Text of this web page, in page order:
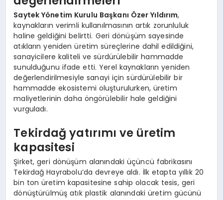
Saytek Yönetim Kurulu Başkanı Özer Yıldırım,
kaynakların verimli kullanılmasının artık zorunluluk
haline geldiğini belirtti. Geri dönüşüm sayesinde
atıkların yeniden üretim süreçlerine dahil edildiğini,
sanayicilere kaliteli ve sürdürülebilir hammadde
sunulduğunu ifade etti. Yerel kaynakların yeniden
değerlendirilmesiyle sanayi için sürdürülebilir bir
hammadde ekosistemi oluşturulurken, üretim
maliyetlerinin daha öngörülebilir hale geldiğini
vurguladı.
Tekirdağ yatırımı ve üretim
kapasitesi
Şirket, geri dönüşüm alanındaki üçüncü fabrikasını
Tekirdağ Hayrabolu’da devreye aldı. İlk etapta yıllık 20
bin ton üretim kapasitesine sahip olacak tesis, geri
dönüştürülmüş atık plastik alanındaki üretim gücünü